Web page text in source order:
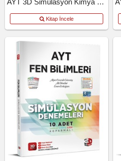
AYT 3D Simülasyon Kimya Denemeleri
Kitap İncele